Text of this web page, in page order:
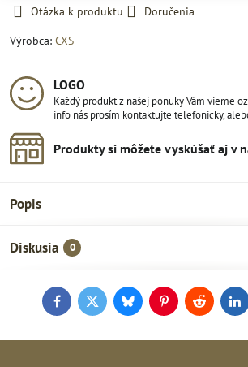
Otázka k produktu
Doručenia
Výrobca: CXS
LOGO
Každý produkt z našej ponuky Vám vieme
info nás prosím kontaktujte telefonicky,
Produkty si môžete vyskúšať aj v
Popis
Diskusia 0
FacebookTwitterBlueskyPinterestReddit